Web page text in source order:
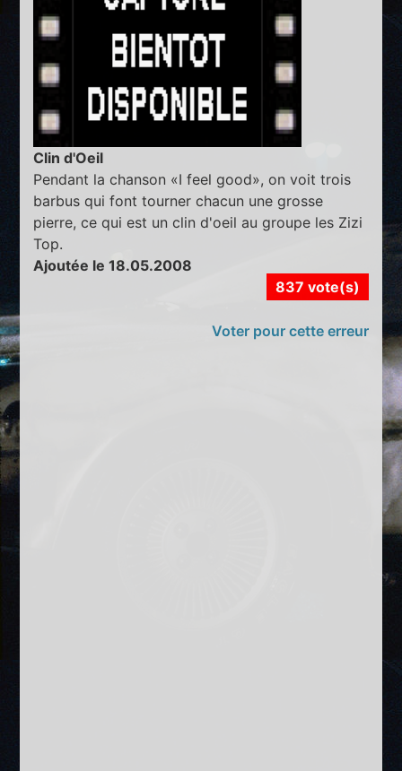
Clin d'Oeil
Pendant la chanson «I feel good», on voit trois
barbus qui font tourner chacun une grosse
pierre, ce qui est un clin d'oeil au groupe les Zizi
Top.
Ajoutée le 18.05.2008
837 vote(s)
Voter pour cette erreur